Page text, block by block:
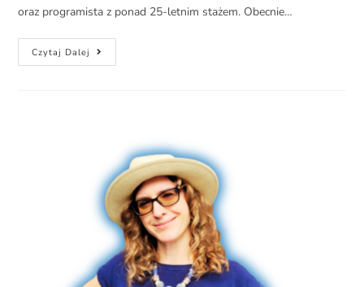
oraz programista z ponad 25-letnim stażem. Obecnie…
Czytaj Dalej